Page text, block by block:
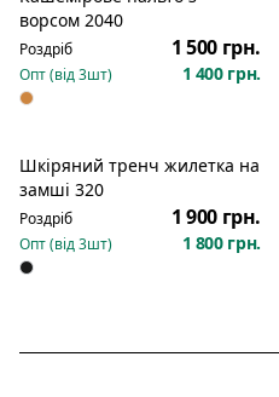
ворсом 2040
Роздріб 1 500 грн.
Опт (від3шт) 1 400 грн.
Шкіряний тренч жилетка на
замші 320
Роздріб 1 900 грн.
Опт (від3шт) 1 800 грн.